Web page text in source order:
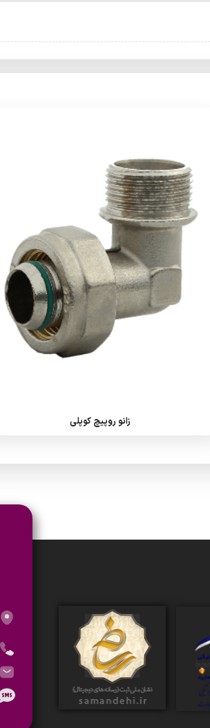
زانو روپیچ کوپلی